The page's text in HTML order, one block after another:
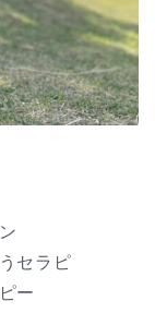
セラピ
ー